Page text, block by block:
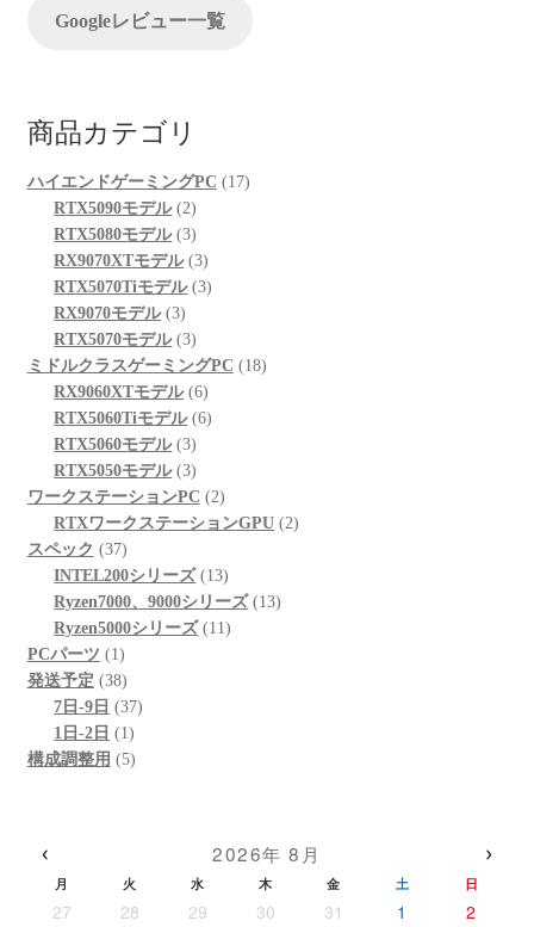
Googleレビュー一覧
商品カテゴリ
ハイエンドゲーミングPC 1717
RTX5090モデル 22
個
の
商
RTX5080モデル 33
個
の
品
RX9070XTモデル 33
個
品
RTX5070Tiモデル 33
商
品
RX9070モデル 33
個
の
商
品
RTX5070モデル 33
個
の
商
品
ミドルクラスゲーミングPC 1818
RX9060XTモデル 66
個
品
RTX5060Tiモデル 66
商
品
RTX5060モデル 33
個
の
商
RTX5050モデル 33
個
の
品
ワークステーションPC 22
個
商
品
RTXワークステーションGPU 22
スペック 3737
個
の
商
品
INTEL200シリーズ 1313
個
の
Ryzen7000、9000シリーズ 1313
Ryzen5000シリーズ 1111
PCパーツ 11
個
の
商
品
発送予定 3838
個
の
商
7日-9日 3737
1日-2日 11
個
構成調整用 55
‹ 2026年 8月 ›
月 火 水 木 金 土 日
27 28 29 30 31 1 2